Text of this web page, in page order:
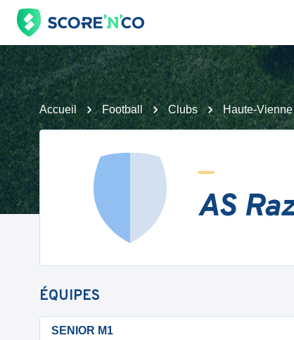
Accueil Football Clubs Haute-Vienne
AS
ÉQUIPES
SENIOR M1